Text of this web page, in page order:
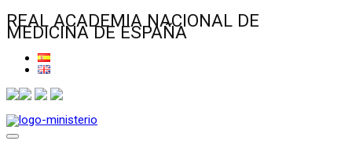
REAL ACADEMIA NACIONAL DE
MEDICINA DE ESPAÑA